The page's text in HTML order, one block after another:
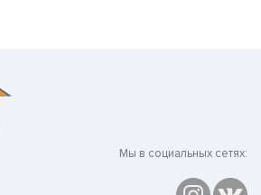
Мы в социальных сетях: